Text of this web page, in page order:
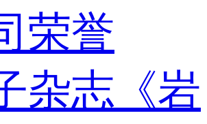
荣誉
杂志《岩